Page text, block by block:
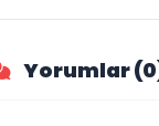
Yorumlar